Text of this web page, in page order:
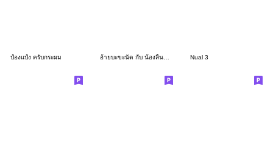
ป๋องแป๋ง ครับกระผม Nual 3